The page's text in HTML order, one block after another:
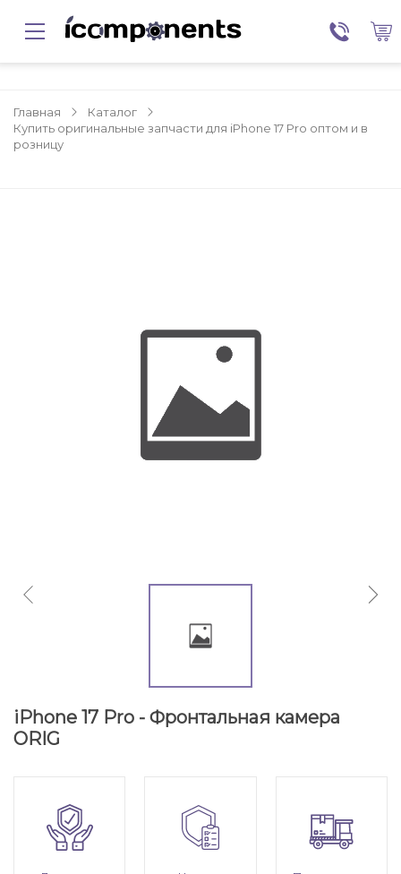
Главная
Каталог
Купить оригинальные запчасти для iPhone 17 Pro оптом и в
розницу
iPhone 17 Pro - Фронтальная камера
ORIG